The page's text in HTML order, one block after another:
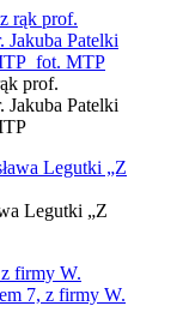
prof.
Jakuba Patelki
Legutki „Z